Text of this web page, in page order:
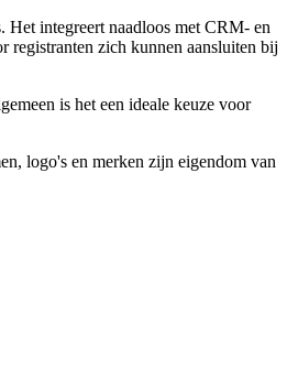
Het integreert naadloos met CRM- en
zich kunnen aansluiten bij
is het een ideale keuze voor
logo's en merken zijn eigendom van